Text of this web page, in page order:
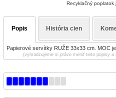
Recyklačný poplatok
Popis História cien
Papierové servítky RUŽE 33x33 cm. MOC
(vyhradzujeme si právo meniť tieto popisy a